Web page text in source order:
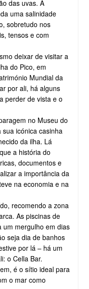
das uvas. A
uma salinidade
sobretudo nos
tensos e com
deixar de visitar a
do Pico, em
Mundial da
por ali, há alguns
perder de vista e o
no Museu do
icónica casinha
da ilha. Lá
a história do
documentos e
a importância da
na economia e na
recomendo a zona
As piscinas de
um mergulho em dias
seja dia de banhos
por lá – há um
o Cella Bar.
é o sítio ideal para
o mar como